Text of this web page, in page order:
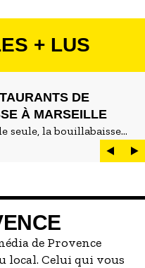
+ LUS
DE
À MARSEILLE
seule, la bouillabaisse
par excellence. On
être submergé·e par la
de Provence
local. Celui qui vous